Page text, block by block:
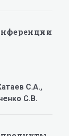
С.А.,
С.В.